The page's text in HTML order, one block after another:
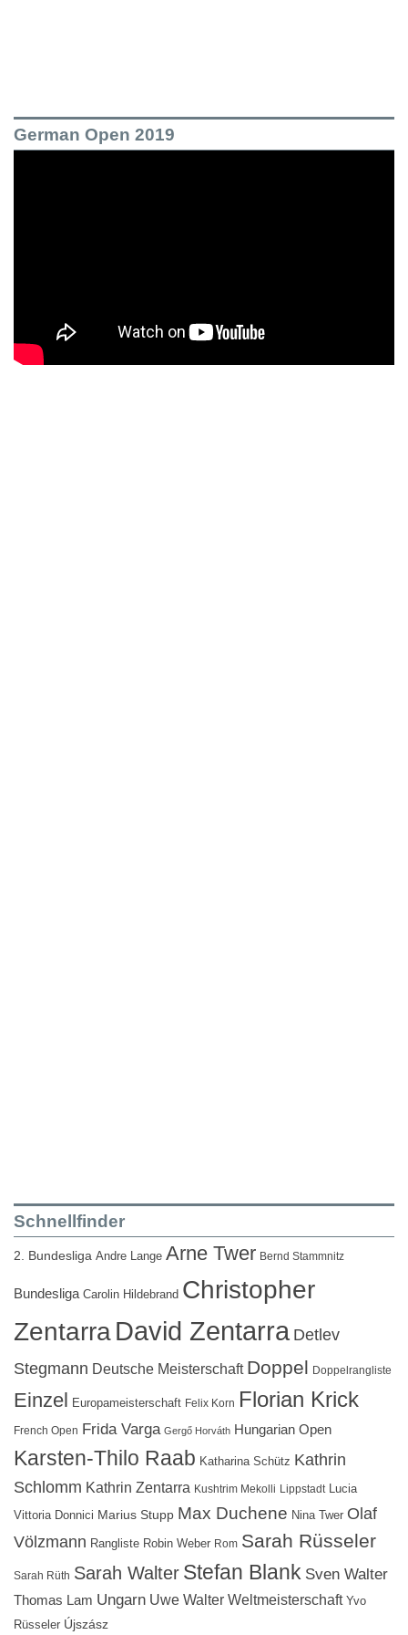
German Open 2019
Schnellfinder
2. Bundesliga Andre Lange Arne Twer Bernd Stammnitz
Bundesliga Carolin Hildebrand Christopher
ZentarraDavid Zentarra Detlev
Stegmann Deutsche Meisterschaft Doppel Doppelrangliste
Einzel Europameisterschaft Felix Korn Florian Krick
French Open Frida Varga Gergő Horváth Hungarian Open
Karsten-Thilo Raab Katharina Schütz Kathrin
Schlomm Kathrin Zentarra Kushtrim Mekolli Lippstadt Lucia
Vittoria Donnici Marius Stupp Max Duchene Nina Twer Olaf
Völzmann Rangliste Robin Weber Rom Sarah Rüsseler
Sarah Rüth Sarah Walter Stefan Blank Sven Walter
Thomas Lam Ungarn Uwe Walter Weltmeisterschaft Yvo
Rüsseler Újszász